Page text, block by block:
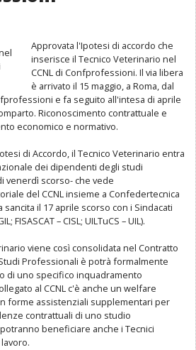
Approvata l'Ipotesi di accordo che
inserisce il Tecnico Veterinario nel
CCNL di Confprofessioni. Il via libera
è arrivato il 15 maggio, a Roma, dal
e fa seguito all'intesa di aprile
Riconoscimento contrattuale e
economico e normativo.
di Accordo, il Tecnico Veterinario entra
dei dipendenti degli studi
venerdì scorso- che vede
del CCNL insieme a Confedertecnica
il 17 aprile scorso con i Sindacati
FISASCAT – CISL; UILTuCS – UIL).
viene così consolidata nel Contratto
Professionali è potrà formalmente
di uno specifico inquadramento
al CCNL c'è anche un welfare
forme assistenziali supplementari per
contrattuali di uno studio
beneficiare anche i Tecnici